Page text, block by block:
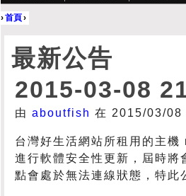
›首頁›
最新公告
2015-03-08
由 aboutfish 在 2015/03/08
台灣好生活網站所租用的主
進行軟體安全性更新，屆時將
點會處於無法連線狀態，特此